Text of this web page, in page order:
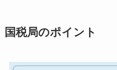
国税局のポイント